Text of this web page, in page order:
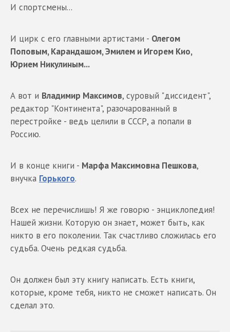
И спортсмены...
И цирк с его главными артистами - Олегом
Поповым, Карандашом, Эмилем и Игорем Кио,
Юрием Никулиным...
А вот и Владимир Максимов, суровый "диссидент",
редактор "Континента", разочарованный в
перестройке - ведь целили в СССР, а попали в
Россию.
И в конце книги - Марфа Максимовна Пешкова,
внучка Горького.
Всех не перечислишь! Я же говорю - энциклопедия!
Нашей жизни. Которую он знает, может быть, как
никто в его поколении. Так счастливо сложилась его
судьба. Очень редкая судьба.
Он должен был эту книгу написать. Есть книги,
которые, кроме тебя, никто не сможет написать. Он
сделал это.